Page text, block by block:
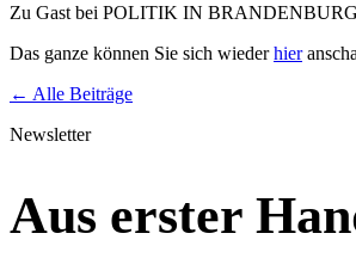
Zu Gast bei POLITIK IN BRANDENBURG
Das ganze können Sie sich wiederhier
← Alle Beiträge
Newsletter
Aus erster